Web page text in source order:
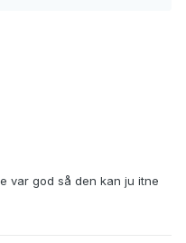
var god så den kan ju itne